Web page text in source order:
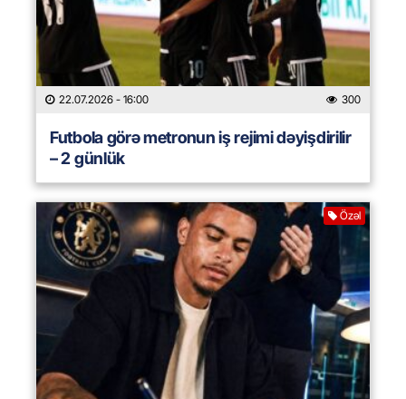
22.07.2026 - 16:00 300
Futbola görə metronun iş rejimi dəyişdirilir
– 2 günlük
Özəl